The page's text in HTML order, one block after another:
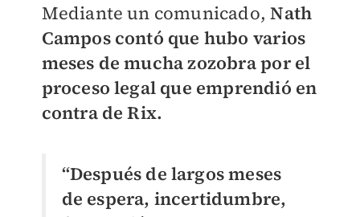
Mediante un comunicado,Nath
Campos contó que hubo varios
meses de mucha zozobra por el
proceso legal que emprendió en
contra de Rix.
“Después de largos meses
de espera, incertidumbre,